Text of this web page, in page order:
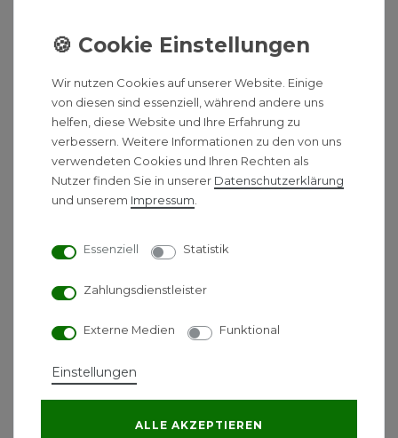
strukturierte Farben auf Anfrage
2 Anschlüsse 1/2 Zoll unten mittig,
Nabenabstand 50 mm
2 Anschlüsse unten seitlich, Nabenabstand:
Breite minus 56 mm
2 Anschlüsse 1/2 Zoll oben
gedrehten Heizkörper möglich. Die Minderleistung
ist dabei mit 15-20 % einzukalkulieren!
Typ
Wand - Mitte Gewinde
65 mm
65 mm
Bautiefe
Wir nutzen Cookies auf unserer Website. Einige
von diesen sind essenziell, während andere uns
helfen, diese Website und Ihre Erfahrung zu
verbessern. Weitere Informationen zu den von uns
verwendeten Cookies und Ihren Rechten als
Nutzer finden Sie in unserer Daten­schutz­erklärung
und unserem Impressum
Essenziell Statistik
Zahlungsdienstleister
Externe Medien Funktional
Einstellungen
ALLE AKZEPTIEREN